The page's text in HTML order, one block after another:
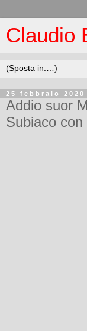
Claudio
25 febbraio 2020
Addio suor
Subiaco